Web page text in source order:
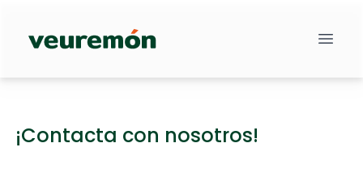
Your Company
¡Contacta con nosotros!